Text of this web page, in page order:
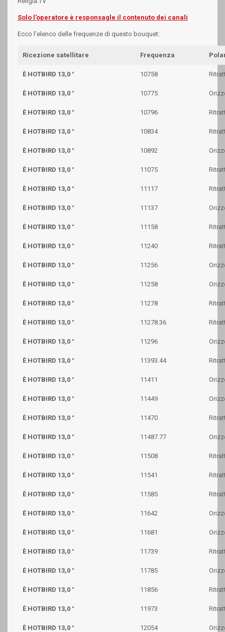
Solo l'operatore è responsagle il contenuto dei canali
Ecco l'elenco delle frequenze di questo bouquet:
Ricezione satellitare Frequenza
È HOTBIRD 13,0 ° 10758
È HOTBIRD 13,0 ° 10775
È HOTBIRD 13,0 ° 10796
È HOTBIRD 13,0 ° 10834
È HOTBIRD 13,0 ° 10892
È HOTBIRD 13,0 ° 11075
È HOTBIRD 13,0 ° 11117
È HOTBIRD 13,0 ° 11137
È HOTBIRD 13,0 ° 11158
È HOTBIRD 13,0 ° 11240
È HOTBIRD 13,0 ° 11256
È HOTBIRD 13,0 ° 11258
È HOTBIRD 13,0 ° 11278
È HOTBIRD 13,0 ° 11278.36
È HOTBIRD 13,0 ° 11296
È HOTBIRD 13,0 ° 11393.44
È HOTBIRD 13,0 ° 11411
È HOTBIRD 13,0 ° 11449
È HOTBIRD 13,0 ° 11470
È HOTBIRD 13,0 ° 11487.77
È HOTBIRD 13,0 ° 11508
È HOTBIRD 13,0 ° 11541
È HOTBIRD 13,0 ° 11585
È HOTBIRD 13,0 ° 11642
È HOTBIRD 13,0 ° 11681
È HOTBIRD 13,0 ° 11739
È HOTBIRD 13,0 ° 11785
È HOTBIRD 13,0 ° 11856
È HOTBIRD 13,0 ° 11973
È HOTBIRD 13,0 ° 12054